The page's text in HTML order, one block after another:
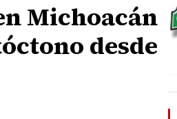
Michoacán
desde